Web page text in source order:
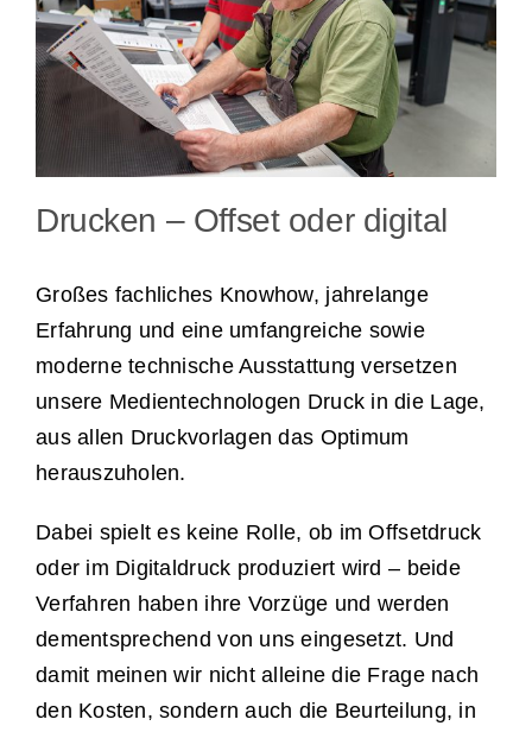
Drucken – Offset oder digital
Großes fachliches Knowhow, jahrelange
Erfahrung und eine umfangreiche sowie
moderne technische Ausstattung versetzen
unsere Medientechnologen Druck in die Lage,
aus allen Druckvorlagen das Optimum
herauszuholen.
Dabei spielt es keine Rolle, ob im Offsetdruck
oder im Digitaldruck produziert wird – beide
Verfahren haben ihre Vorzüge und werden
dementsprechend von uns eingesetzt. Und
damit meinen wir nicht alleine die Frage nach
den Kosten, sondern auch die Beurteilung, in